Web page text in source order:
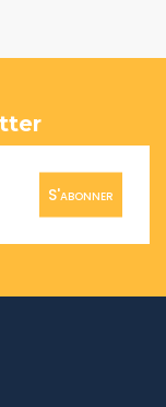
S'abonner